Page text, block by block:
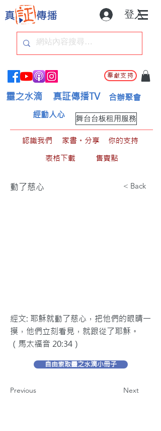
登入
奉獻支持
靈之水滴 真証傳播TV 合辦聚會
舞台台板租用服務
經動人心
認識我們 家書。分享
你的支持
表格下載
售賣點
動了慈心 < Back
經文: 耶穌就動了慈心，把他們的眼睛一
摸，他們立刻看見，就跟從了耶穌。
（馬太福音 20:34）
自由索取靈之水滴小冊子
Previous Next